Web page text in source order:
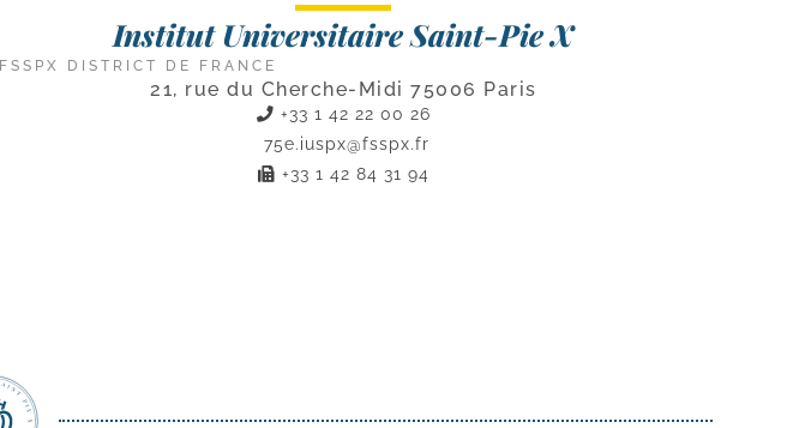
Institut Universitaire Saint-Pie X
FSSPX DISTRICT DE FRANCE
21, rue du Cherche-Midi 75006 Paris
+33 1 42 22 00 26
75e.iuspx@fsspx.fr
+33 1 42 84 31 94